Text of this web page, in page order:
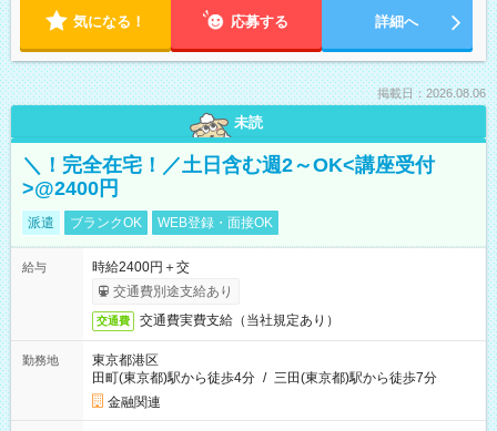
気になる！ 応募する 詳細へ
掲載日：2026.08.06
未読
＼！完全在宅！／土日含む週2～OK<講座受付
>@2400円
派遣 ブランクOK WEB登録・面接OK
給与
時給2400円＋交
交通費別途支給あり
交通費 交通費実費支給（当社規定あり）
勤務地
東京都港区
田町(東京都)駅から徒歩4分 / 三田(東京都)駅から徒歩7分
金融関連